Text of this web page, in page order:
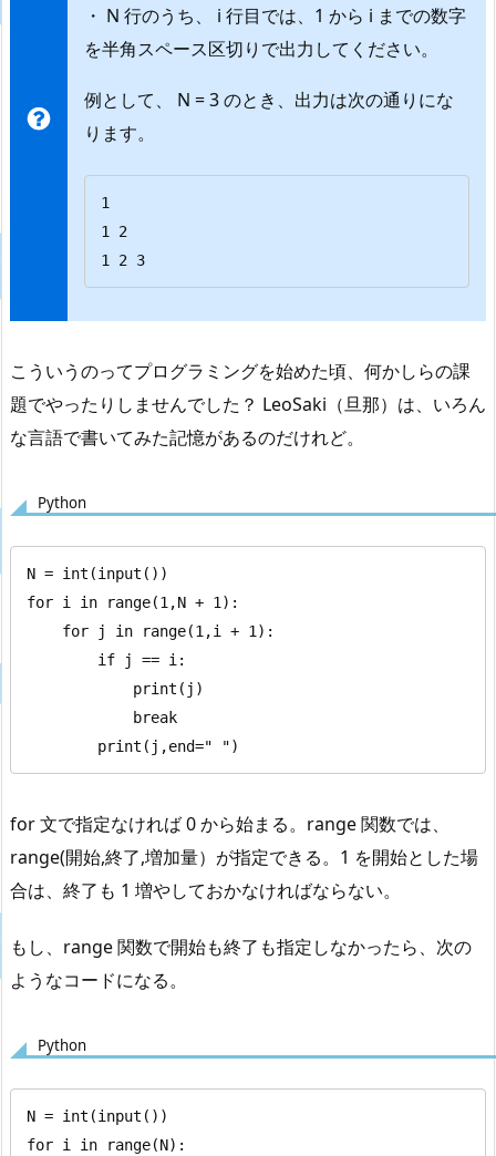
・ N 行のうち、 i 行目では、1 から i までの数字
を半角スペース区切りで出力してください。
例として、 N = 3 のとき、出力は次の通りにな
ります。
1
1 2
1 2 3
こういうのってプログラミングを始めた頃、何かしらの課
題でやったりしませんでした？ LeoSaki（旦那）は、いろん
な言語で書いてみた記憶があるのだけれど。
Python
N = int(input())
for i in range(1,N + 1):
        print(j,end=" ")
for 文で指定なければ 0 から始まる。range 関数では、
range(開始,終了,増加量）が指定できる。1 を開始とした場
合は、終了も 1 増やしておかなければならない。
もし、range 関数で開始も終了も指定しなかったら、次の
ようなコードになる。
Python
N = int(input())
for i in range(N):